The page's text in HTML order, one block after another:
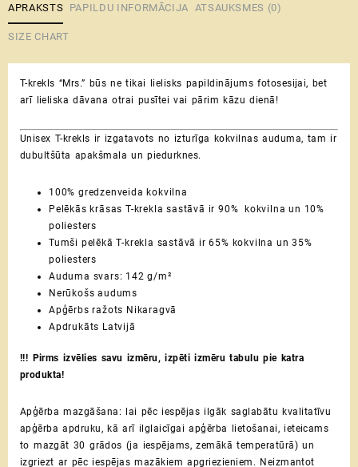
APRAKSTS PAPILDU INFORMĀCIJA ATSAUKSMES (0)
SIZE CHART
T-krekls “Mrs.” būs ne tikai lielisks papildinājums fotosesijai, bet
arī lieliska dāvana otrai pusītei vai pārim kāzu dienā!
Unisex T-krekls ir izgatavots no izturīga kokvilnas auduma, tam ir
dubultšūta apakšmala un piedurknes.
100% gredzenveida kokvilna
Pelēkās krāsas T-krekla sastāvā ir 90% kokvilna un 10%
poliesters
Tumši pelēkā T-krekla sastāvā ir 65% kokvilna un 35%
poliesters
Auduma svars: 142 g/m²
Nerūkošs audums
Apģērbs ražots Nikaragvā
Apdrukāts Latvijā
!!! Pirms izvēlies savu izmēru, izpēti izmēru tabulu pie katra
produkta!
Apģērba mazgāšana: lai pēc iespējas ilgāk saglabātu kvalitatīvu
apģērba apdruku, kā arī ilglaicīgai apģērba lietošanai, ieteicams
to mazgāt 30 grādos (ja iespējams, zemākā temperatūrā) un
izgriezt ar pēc iespējas mazākiem apgriezieniem. Neizmantot